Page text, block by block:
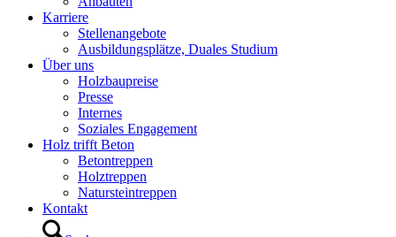
Karriere
Stellenangebote
Ausbildungsplätze, Duales Studium
Über uns
Holzbaupreise
Presse
Internes
Soziales Engagement
Holz trifft Beton
Betontreppen
Holztreppen
Natursteintreppen
Kontakt